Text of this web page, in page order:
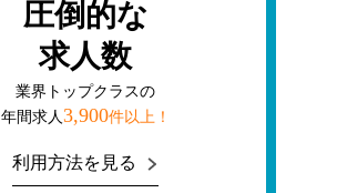
圧倒的な
求人数
業界トップクラスの
年間求⼈3,900件以上！
利用方法を見る